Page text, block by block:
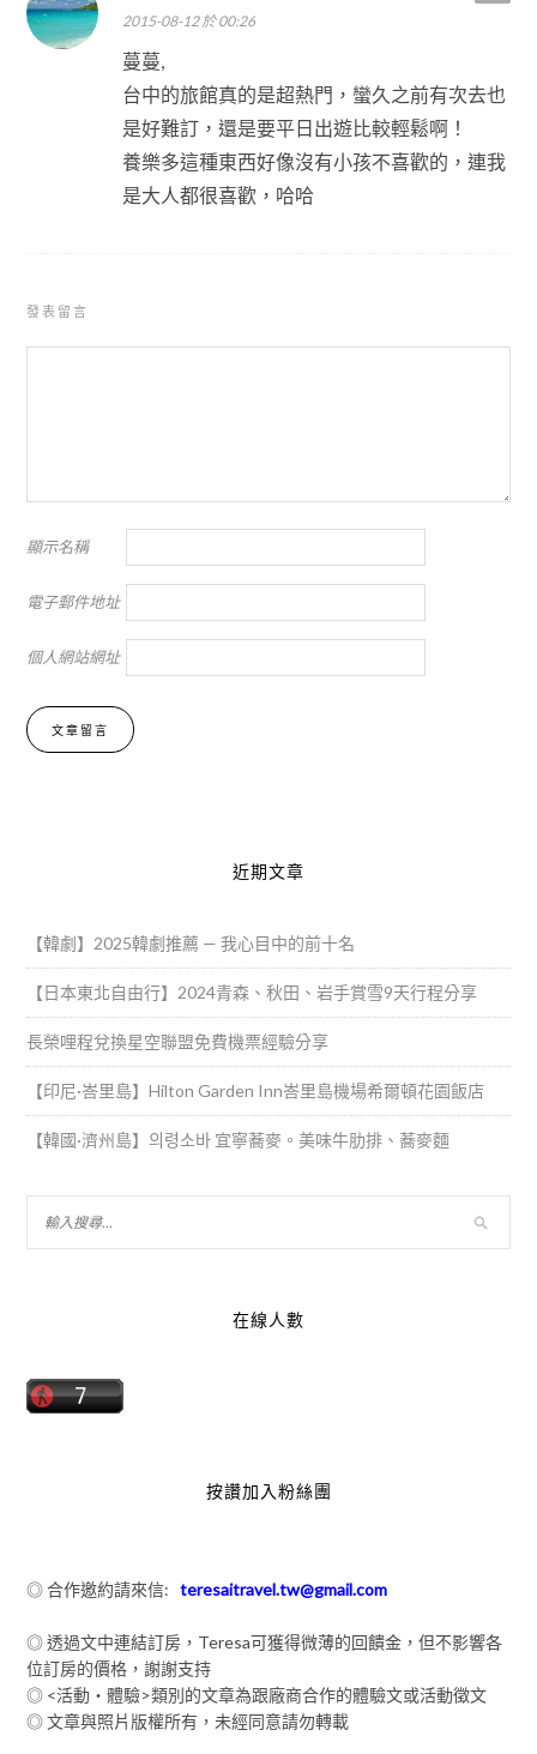
2015-08-12 於 00:26
蔓蔓,
台中的旅館真的是超熱門，蠻久之前有次去也
是好難訂，還是要平日出遊比較輕鬆啊！
養樂多這種東西好像沒有小孩不喜歡的，連我
是大人都很喜歡，哈哈
發表留言
顯示名稱
電子郵件地址
個人網站網址
近期文章
【韓劇】2025韓劇推薦 — 我心目中的前十名
【日本東北自由行】2024青森、秋田、岩手賞雪9天行程分享
長榮哩程兌換星空聯盟免費機票經驗分享
【印尼·峇里島】Hilton Garden Inn峇里島機場希爾頓花園飯店
【韓國·濟州島】의령소바 宜寧蕎麥。美味牛肋排、蕎麥麵
在線人數
按讚加入粉絲團
◎ 合作邀約請來信:teresaitravel.tw@gmail.com
◎ 透過文中連結訂房，Teresa可獲得微薄的回饋金，但不影響各
位訂房的價格，謝謝支持
◎ <活動‧體驗>類別的文章為跟廠商合作的體驗文或活動徵文
◎ 文章與照片版權所有，未經同意請勿轉載